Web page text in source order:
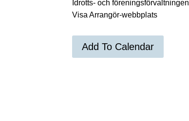
Idrotts- och föreningsförvaltningen
Visa Arrangör-webbplats
Add To Calendar